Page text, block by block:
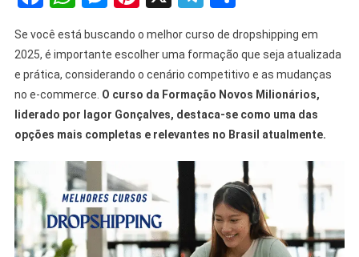
Se você está buscando o melhor curso de dropshipping em
2025, é importante escolher uma formação que seja atualizada
e prática, considerando o cenário competitivo e as mudanças
no e-commerce. O curso da Formação Novos Milionários,
liderado por Iagor Gonçalves, destaca-se como uma das
opções mais completas e relevantes no Brasil atualmente.